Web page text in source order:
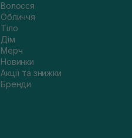
Волосся
Обличчя
Тіло
Дім
Мерч
Новинки
Акції та знижки
Бренди